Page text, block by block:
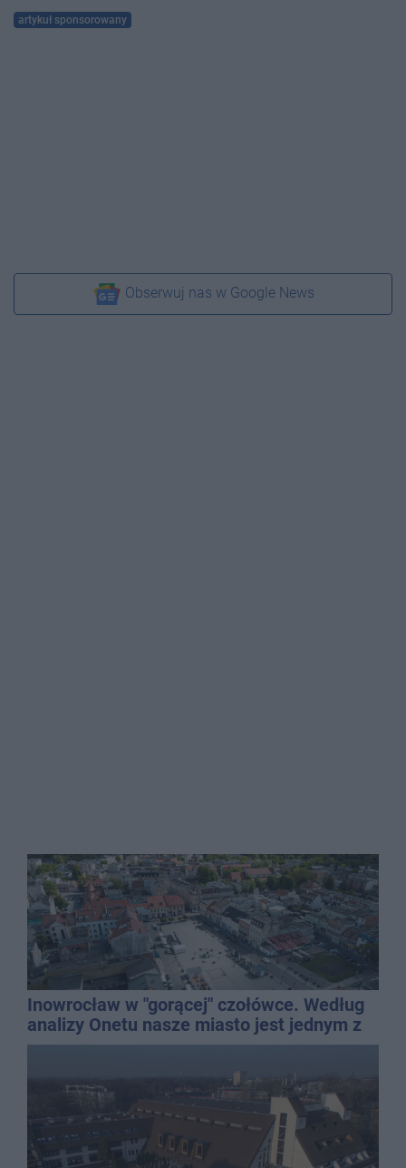
artykuł sponsorowany
Obserwuj nas w Google News
Inowrocław w "gorącej" czołówce. Według
analizy Onetu nasze miasto jest jednym z
najbardziej narażonych na upały